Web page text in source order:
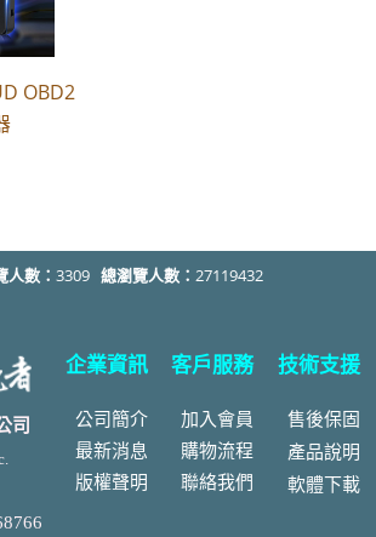
OBD2
人數： 3309 總瀏覽人數： 27119432
司
企業資訊
公司簡介
最新消息
版權聲明
客戶服務
加入會員
購物流程
聯絡我們
技術支援
售後保固
產品說明
軟體下載